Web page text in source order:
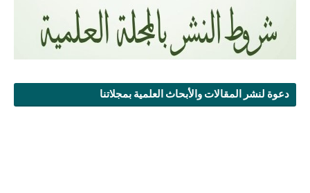
دعوة لنشر المقالات والأبحاث العلمية بمجلاتنا